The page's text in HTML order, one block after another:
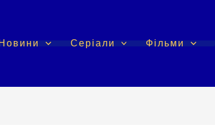
Новини Серіали Фільми